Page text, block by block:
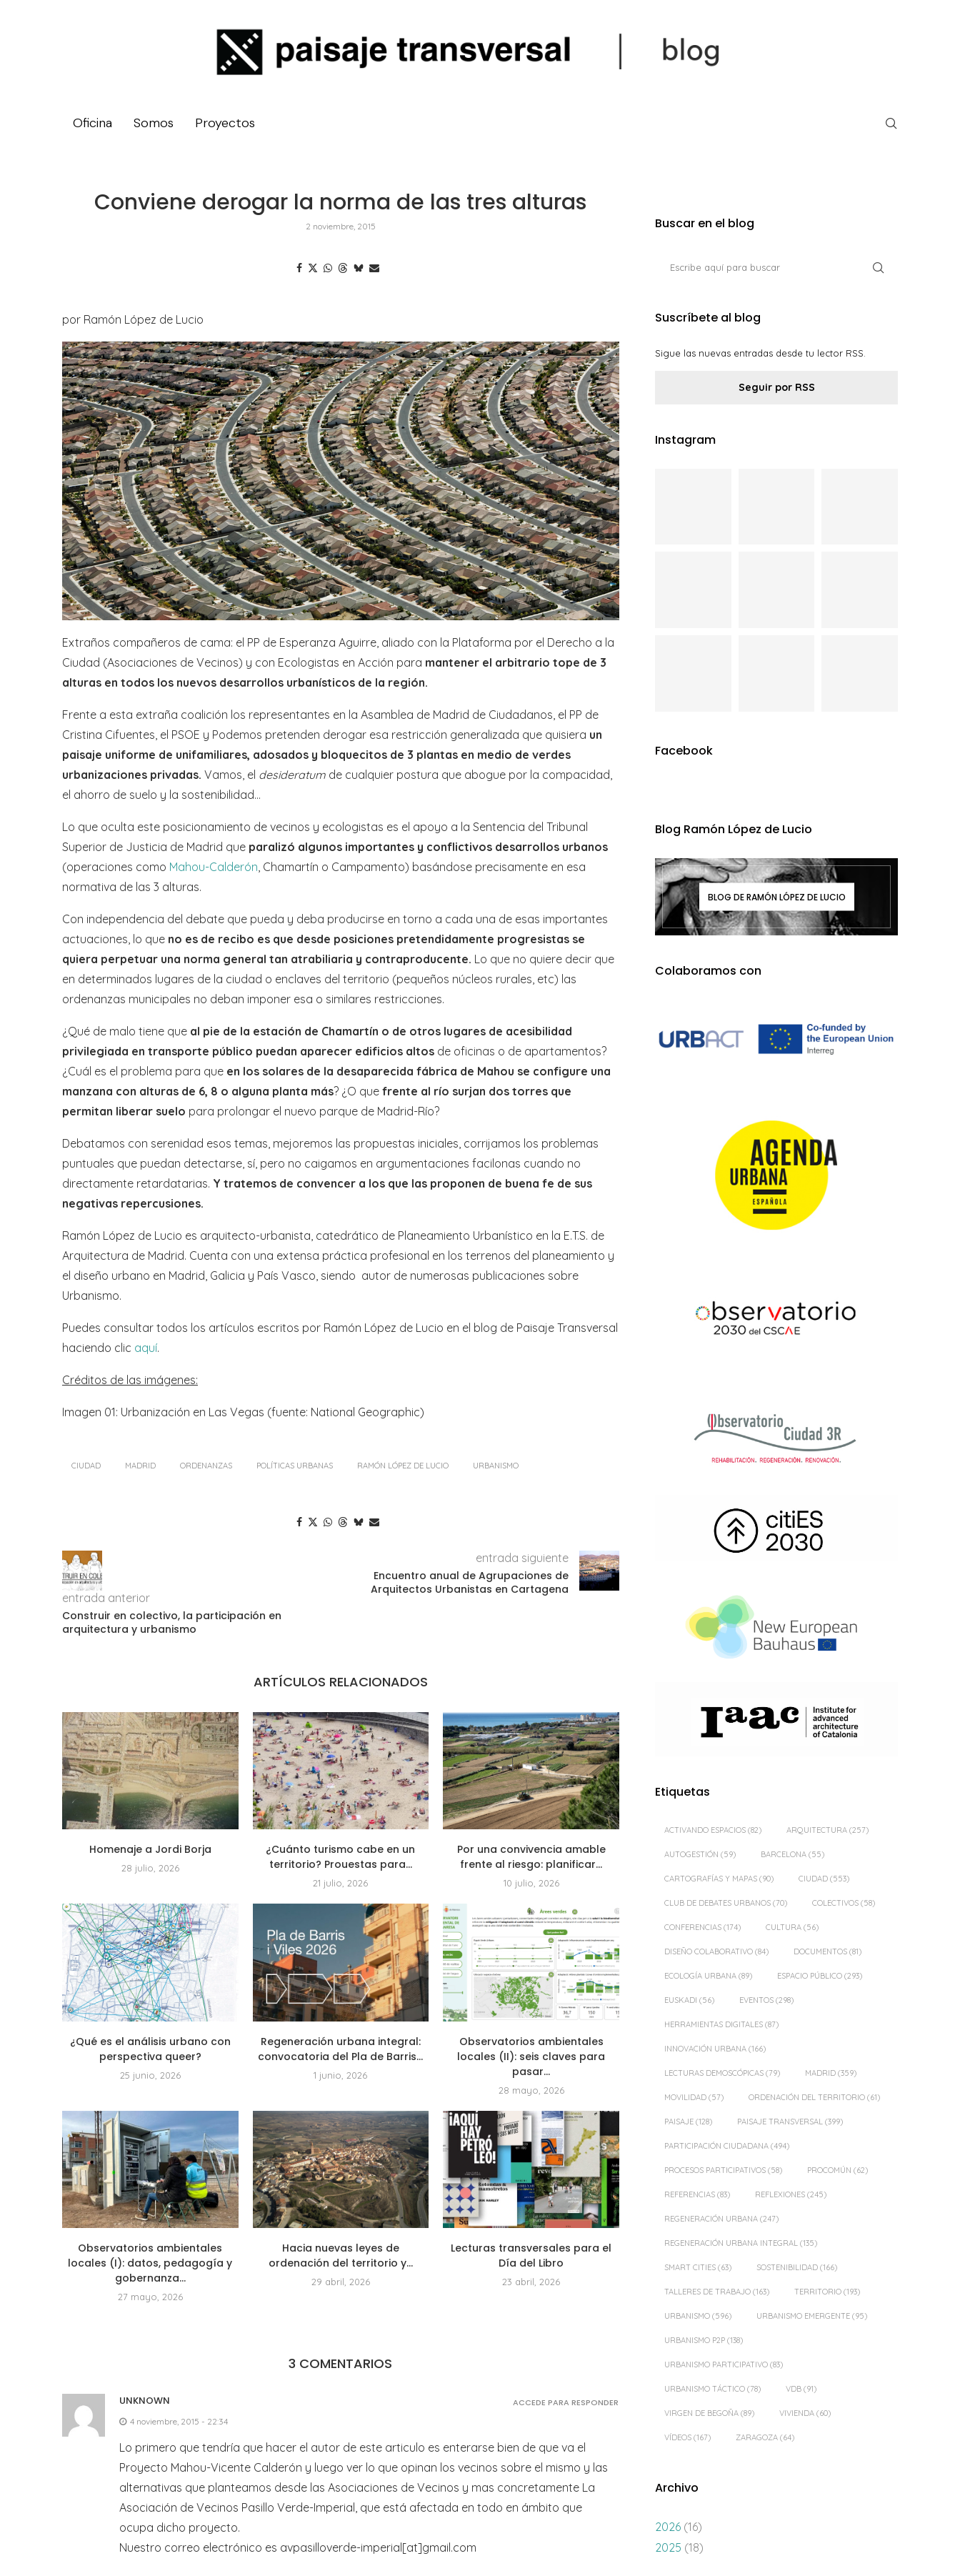
Oficina Somos Proyectos
Conviene derogar la norma de las tres alturas
2 noviembre, 2015
por Ramón López de Lucio
Extraños compañeros de cama: el PP de Esperanza Aguirre, aliado con la Plataforma por el Derecho a la
Ciudad (Asociaciones de Vecinos) y con Ecologistas en Acción para mantener el arbitrario tope de 3
alturas en todos los nuevos desarrollos urbanísticos de la región.
Frente a esta extraña coalición los representantes en la Asamblea de Madrid de Ciudadanos, el PP de
Cristina Cifuentes, el PSOE y Podemos pretenden derogar esa restricción generalizada que quisiera un
paisaje uniforme de unifamiliares, adosados y bloquecitos de 3 plantas en medio de verdes
urbanizaciones privadas. Vamos, el desideratum de cualquier postura que abogue por la compacidad,
el ahorro de suelo y la sostenibilidad…
Lo que oculta este posicionamiento de vecinos y ecologistas es el apoyo a la Sentencia del Tribunal
Superior de Justicia de Madrid que paralizó algunos importantes y conflictivos desarrollos urbanos
(operaciones como Mahou-Calderón , Chamartín o Campamento) basándose precisamente en esa
normativa de las 3 alturas.
Con independencia del debate que pueda y deba producirse en torno a cada una de esas importantes
actuaciones, lo que no es de recibo es que desde posiciones pretendidamente progresistas se
quiera perpetuar una norma general tan atrabiliaria y contraproducente. Lo que no quiere decir que
en determinados lugares de la ciudad o enclaves del territorio (pequeños núcleos rurales, etc) las
ordenanzas municipales no deban imponer esa o similares restricciones.
¿Qué de malo tiene que al pie de la estación de Chamartín o de otros lugares de acesibilidad
privilegiada en transporte público puedan aparecer edificios altos de oficinas o de apartamentos?
¿Cuál es el problema para que en los solares de la desaparecida fábrica de Mahou se configure una
manzana con alturas de 6, 8 o alguna planta más? ¿O que frente al río surjan dos torres que
permitan liberar suelo para prolongar el nuevo parque de Madrid-Río?
Debatamos con serenidad esos temas, mejoremos las propuestas iniciales, corrijamos los problemas
puntuales que puedan detectarse, sí, pero no caigamos en argumentaciones facilonas cuando no
directamente retardatarias. Y tratemos de convencer a los que las proponen de buena fe de sus
negativas repercusiones.
Ramón López de Lucio es arquitecto-urbanista, catedrático de Planeamiento Urbanístico en la E.T.S. de
Arquitectura de Madrid. Cuenta con una extensa práctica profesional en los terrenos del planeamiento y
el diseño urbano en Madrid, Galicia y País Vasco, siendo autor de numerosas publicaciones sobre
Urbanismo.
Puedes consultar todos los artículos escritos por Ramón López de Lucio en el blog de Paisaje Transversal
haciendo clic aquí.
Créditos de las imágenes:
Imagen 01: Urbanización en Las Vegas (fuente: National Geographic)
CIUDAD MADRID ORDENANZAS POLÍTICAS URBANAS RAMÓN LÓPEZ DE LUCIO URBANISMO
entrada anterior
Construir en colectivo, la participación en
arquitectura y urbanismo
entrada siguiente
Encuentro anual de Agrupaciones de
Arquitectos Urbanistas en Cartagena
ARTÍCULOS RELACIONADOS
Homenaje a Jordi Borja
28 julio, 2026
¿Cuánto turismo cabe en un
territorio? Prouestas para...
21 julio, 2026
Por una convivencia amable
frente al riesgo: planificar...
10 julio, 2026
¿Qué es el análisis urbano con
perspectiva queer?
25 junio, 2026
Regeneración urbana integral:
convocatoria del Pla de Barris...
1 junio, 2026
Observatorios ambientales
locales (II): seis claves para
pasar...
28 mayo, 2026
Observatorios ambientales
locales (I): datos, pedagogía y
gobernanza...
27 mayo, 2026
Hacia nuevas leyes de
ordenación del territorio y...
29 abril, 2026
Lecturas transversales para el
Día del Libro
23 abril, 2026
3 COMENTARIOS
UNKNOWN
4 noviembre, 2015 - 22:34
Lo primero que tendría que hacer el autor de este articulo es enterarse bien de que va el
Proyecto Mahou-Vicente Calderón y luego ver lo que opinan los vecinos sobre el mismo y las
alternativas que planteamos desde las Asociaciones de Vecinos y mas concretamente La
Asociación de Vecinos Pasillo Verde-Imperial, que está afectada en todo en ámbito que
ocupa dicho proyecto.
Nuestro correo electrónico es avpasilloverde-imperial[at]gmail.com
ACCEDE PARA RESPONDER
Buscar en el blog
Suscríbete al blog
Sigue las nuevas entradas desde tu lector RSS.
Seguir por RSS
Instagram
Facebook
Blog Ramón López de Lucio
BLOG DE RAMÓN LÓPEZ DE LUCIO
Colaboramos con
Etiquetas
ACTIVANDO ESPACIOS (82) ARQUITECTURA (257)
AUTOGESTIÓN (59) BARCELONA (55)
CARTOGRAFÍAS Y MAPAS (90) CIUDAD (553)
CLUB DE DEBATES URBANOS (70) COLECTIVOS (58)
CONFERENCIAS (174) CULTURA (56)
DISEÑO COLABORATIVO (84) DOCUMENTOS (81)
ECOLOGÍA URBANA (89) ESPACIO PÚBLICO (293)
EUSKADI (56) EVENTOS (298)
HERRAMIENTAS DIGITALES (87)
INNOVACIÓN URBANA (166)
LECTURAS DEMOSCÓPICAS (79) MADRID (359)
MOVILIDAD (57) ORDENACIÓN DEL TERRITORIO (61)
PAISAJE (128) PAISAJE TRANSVERSAL (399)
PARTICIPACIÓN CIUDADANA (494)
PROCESOS PARTICIPATIVOS (58) PROCOMÚN (62)
REFERENCIAS (83) REFLEXIONES (245)
REGENERACIÓN URBANA (247)
REGENERACIÓN URBANA INTEGRAL (135)
SMART CITIES (63) SOSTENIBILIDAD (166)
TALLERES DE TRABAJO (163) TERRITORIO (193)
URBANISMO (596) URBANISMO EMERGENTE (95)
URBANISMO P2P (138)
URBANISMO PARTICIPATIVO (83)
URBANISMO TÁCTICO (78) VDB (91)
VIRGEN DE BEGOÑA (89) VIVIENDA (60)
VÍDEOS (167) ZARAGOZA (64)
Archivo
2026 (16)
2025 (18)